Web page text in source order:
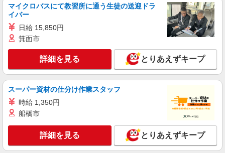
万円支給(規定有) お友達を紹介頂くと, インセンテ
ィブ支給(規定有) ゜・。○。・゜+゜・。○。・゜
詳細を見る
派遣社員
株式会社シエロ
【楽天モバイル】の店舗スタッフ
月給：245250円〜319150円 ＋賞与年2回＋イ
ンセンティブ ※経験・能力による ※残業代支給
★交通費別途支給（規定あり） ゜+゜・。○。・゜
+゜・。○。・゜+゜ 入社祝い金10万円支給(規定
熊本県熊本市中央区の楽天モバイルショップ
詳細を見る
株式会社シエロ
マイクロバスにて教習所に通う生徒の送迎ドラ
イバー
日給 15,850円
箕面市
詳細を見る とりあえずキープ
スーパー資材の仕分け作業スタッフ
時給 1,350円
船橋市
詳細を見る とりあえずキープ